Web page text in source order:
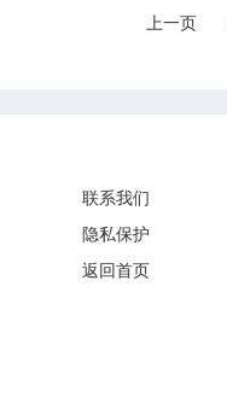
上一页
联系我们
隐私保护
返回首页